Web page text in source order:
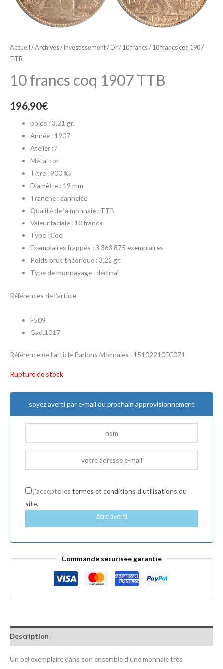
Accueil /Archives/Investissement/ Or/ 10 francs/ 10 francs coq 1907
TTB
10 francs coq 1907 TTB
196,90€
poids : 3,21 gr.
Année : 1907
Atelier : /
Métal : or
Titre : 900 ‰
Diamètre : 19 mm
Tranche : cannelée
Qualité de la monnaie : TTB
Valeur faciale : 10 francs
Type : Coq
Exemplaires frappés : 3 363 875 exemplaires
Poids brut théorique : 3,22 gr.
Type de monnayage : décimal
Références de l’article
F509
Gad.1017
Référence de l’article Parlons Monnaies : 15102210FC071
Rupture de stock
soyez averti par e-mail du prochain approvisionnement
j'accepte les termes et conditions d'utilisations du
site.
être averti
Commande sécurisée garantie
Description
Un bel exemplaire dans son ensemble d’une monnaie très